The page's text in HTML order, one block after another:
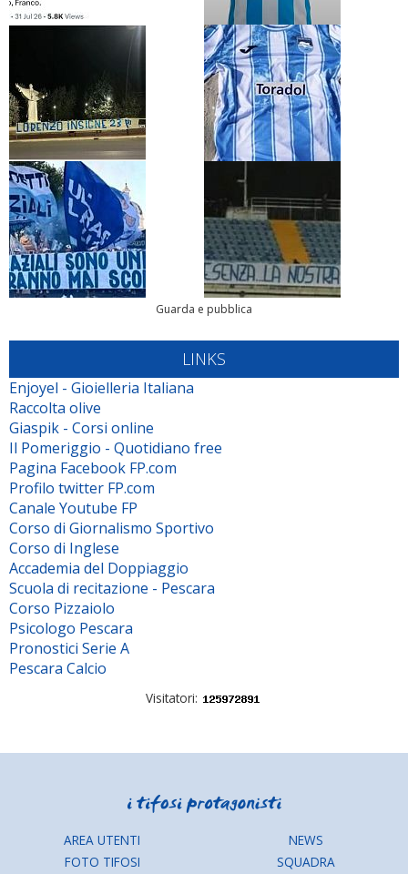
Guarda e pubblica
LINKS
Enjoyel - Gioielleria Italiana
Raccolta olive
Giaspik - Corsi online
Il Pomeriggio - Quotidiano free
Pagina Facebook FP.com
Profilo twitter FP.com
Canale Youtube FP
Corso di Giornalismo Sportivo
Corso di Inglese
Accademia del Doppiaggio
Scuola di recitazione - Pescara
Corso Pizzaiolo
Psicologo Pescara
Pronostici Serie A
Pescara Calcio
Visitatori:
AREA UTENTI
FOTO TIFOSI
NEWS
SQUADRA